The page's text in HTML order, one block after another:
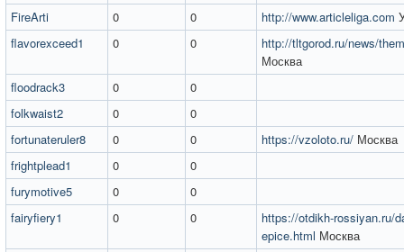
FireArti
0 0 http://www.articleliga.com
flavorexceed1
0 0
http://tltgorod.ru/news/
Москва
floodrack3
0
0
folkwaist2
0
0
fortunateruler8
0 0 https://vzoloto.ru/ Москва
frightplead1
0
0
furymotive5
0
0
fairyfiery1
0 0
https://otdikh-rossiyan.ru/
epice.html Москва